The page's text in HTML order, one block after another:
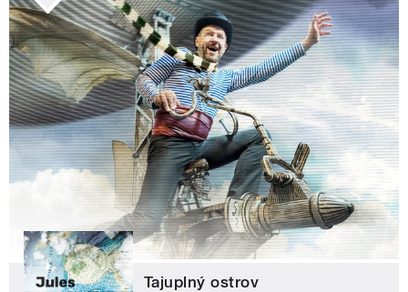
Tajuplný ostrov